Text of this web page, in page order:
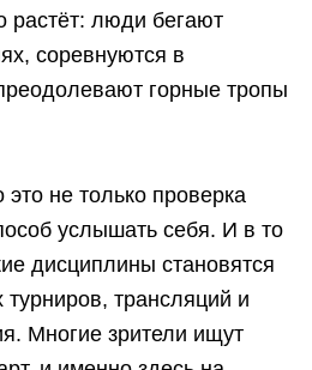
растёт: люди бегают
соревнуются в
горные тропы
не только проверка
услышать себя. И в то
дисциплины становятся
трансляций и
Многие зрители ищут